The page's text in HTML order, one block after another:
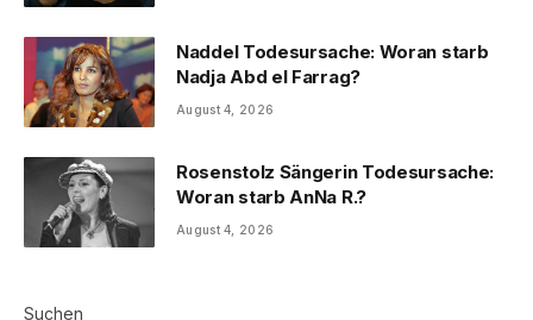
Naddel Todesursache: Woran starb
Nadja Abd el Farrag?
August 4, 2026
Rosenstolz Sängerin Todesursache:
Woran starb AnNa R.?
August 4, 2026
Suchen